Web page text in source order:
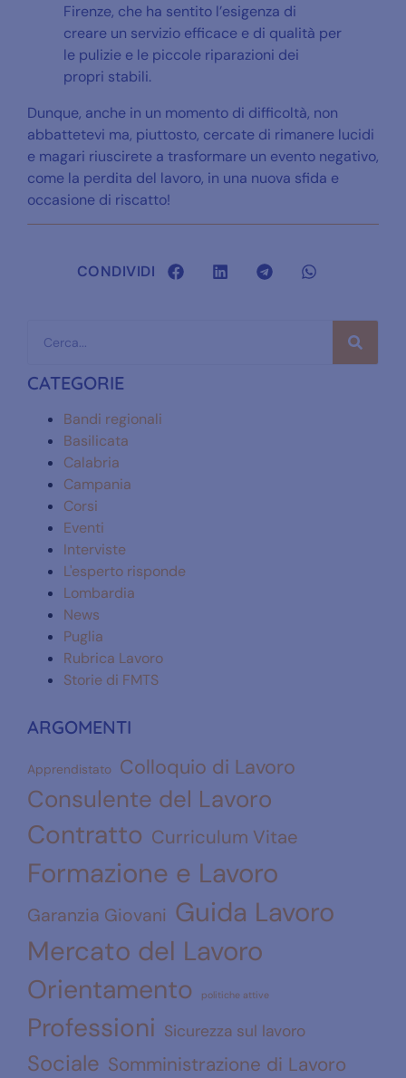
Firenze, che ha sentito l’esigenza di
creare un servizio efficace e di qualità per
le pulizie e le piccole riparazioni dei
propri stabili.
Dunque, anche in un momento di difficoltà, non
abbattetevi ma, piuttosto, cercate di rimanere lucidi
e magari riuscirete a trasformare un evento negativo,
come la perdita del lavoro, in una nuova sfida e
occasione di riscatto!
CONDIVIDI
CATEGORIE
Bandi regionali
Basilicata
Calabria
Campania
Corsi
Eventi
Interviste
L'esperto risponde
Lombardia
News
Puglia
Rubrica Lavoro
Storie di FMTS
ARGOMENTI
Apprendistato Colloquio di Lavoro
Consulente del Lavoro
Contratto Curriculum Vitae
Formazione e Lavoro
Garanzia Giovani Guida Lavoro
Mercato del Lavoro
Orientamento politiche attive
Professioni Sicurezza sul lavoro
Sociale Somministrazione di Lavoro